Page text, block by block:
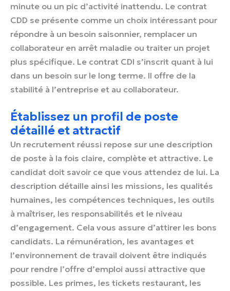
minute ou un pic d’activité inattendu. Le contrat
CDD se présente comme un choix intéressant pour
répondre à un besoin saisonnier, remplacer un
collaborateur en arrêt maladie ou traiter un projet
plus spécifique. Le contrat CDI s’inscrit quant à lui
dans un besoin sur le long terme. Il offre de la
stabilité à l’entreprise et au collaborateur.
Établissez un profil de poste
détaillé et attractif
Un recrutement réussi repose sur une description
de poste à la fois claire, complète et attractive. Le
candidat doit savoir ce que vous attendez de lui. La
description détaille ainsi les missions, les qualités
humaines, les compétences techniques, les outils
à maîtriser, les responsabilités et le niveau
d’engagement. Cela vous assure d’attirer les bons
candidats. La rémunération, les avantages et
l’environnement de travail doivent être indiqués
pour rendre l’offre d’emploi aussi attractive que
possible. Les primes, les tickets restaurant, les